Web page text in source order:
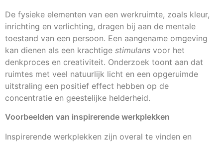
De fysieke elementen van een werkruimte, zoals kleur,
inrichting en verlichting, dragen bij aan de mentale
toestand van een persoon. Een aangename omgeving
kan dienen als een krachtige stimulans voor het
denkproces en creativiteit. Onderzoek toont aan dat
ruimtes met veel natuurlijk licht en een opgeruimde
uitstraling een positief effect hebben op de
concentratie en geestelijke helderheid.
Voorbeelden van inspirerende werkplekken
Inspirerende werkplekken zijn overal te vinden en